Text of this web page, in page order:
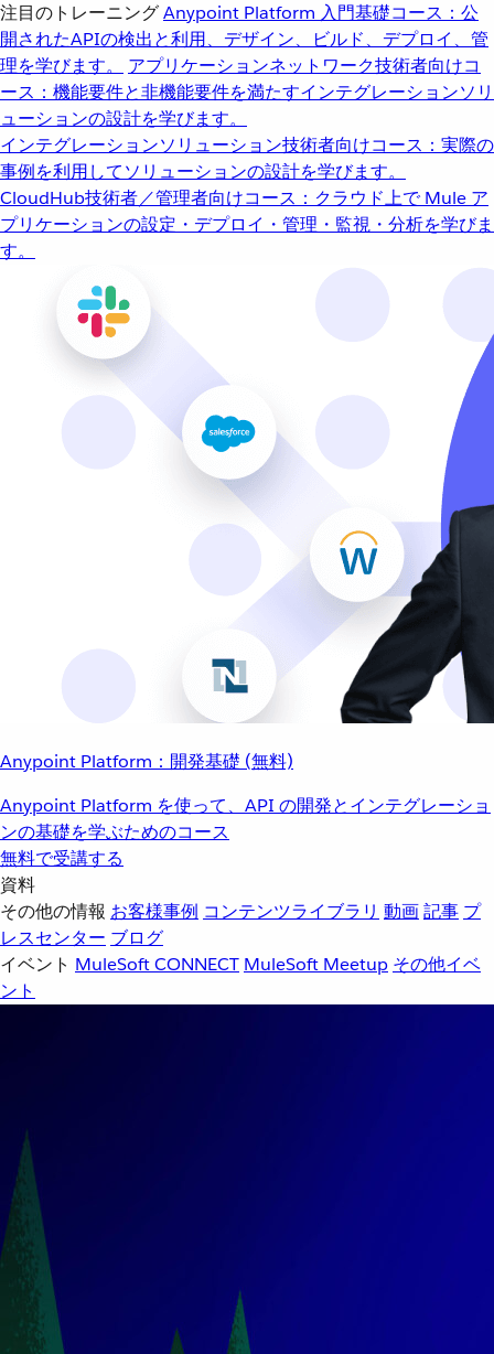
注目のトレーニングAnypoint Platform 入門基礎コース：公
開されたAPIの検出と利用、デザイン、ビルド、デプロイ、管
理を学びます。
アプリケーションネットワーク技術者向けコ
ース：機能要件と非機能要件を満たすインテグレーションソリ
ューションの設計を学びます。
インテグレーションソリューション技術者向けコース：実際の
事例を利用してソリューションの設計を学びます。
CloudHub技術者／管理者向けコース：クラウド上で Mule ア
プリケーションの設定・デプロイ・管理・監視・分析を学びま
す。
Anypoint Platform：開発基礎 (無料)
Anypoint Platform を使って、API の開発とインテグレーショ
ンの基礎を学ぶためのコース
無料で受講する
資料
その他の情報 お客様事例 コンテンツライブラリ 動画記事 プ
レスセンター ブログ
イベント MuleSoft CONNECT MuleSoft Meetup その他イベ
ント